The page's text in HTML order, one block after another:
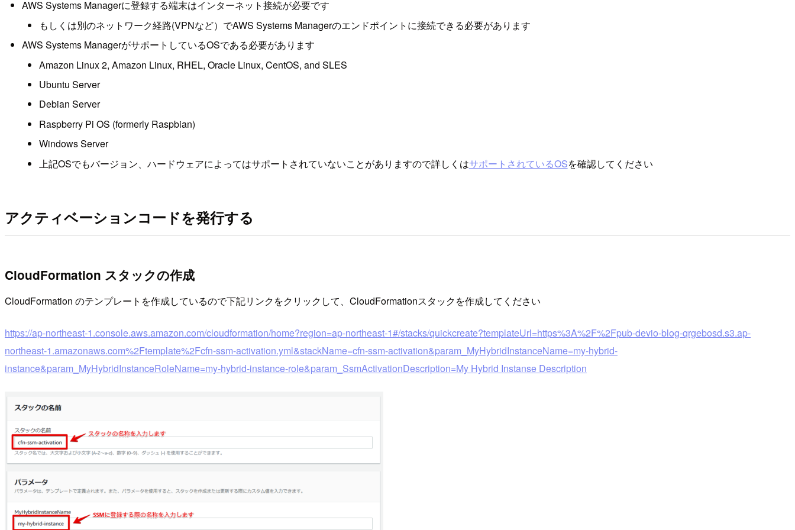
AWS Systems Managerに登録する端末はインターネット接続が必要です
もしくは別のネットワーク経路(VPNなど）でAWS Systems Managerのエンドポイントに接続できる必要があります
AWS Systems ManagerがサポートしているOSである必要があります
Amazon Linux 2, Amazon Linux, RHEL, Oracle Linux, CentOS, and SLES
Ubuntu Server
Debian Server
Raspberry Pi OS (formerly Raspbian)
Windows Server
上記OSでもバージョン、ハードウェアによってはサポートされていないことがありますので詳しくはサポートされているOSを確認してください
アクティベーションコードを発行する
CloudFormation スタックの作成
CloudFormation のテンプレートを作成しているので下記リンクをクリックして、CloudFormationスタックを作成してください
https://ap-northeast-1.console.aws.amazon.com/cloudformation/home?region=ap-northeast-1#/stacks/quickcreate?templateUrl=https%3A%2F%2Fpub-devio-blog-qrgebosd.s3.ap-
northeast-1.amazonaws.com%2Ftemplate%2Fcfn-ssm-activation.yml&stackName=cfn-ssm-activation&param_MyHybridInstanceName=my-hybrid-
instance&param_MyHybridInstanceRoleName=my-hybrid-instance-role&param_SsmActivationDescription=My Hybrid Instanse Description